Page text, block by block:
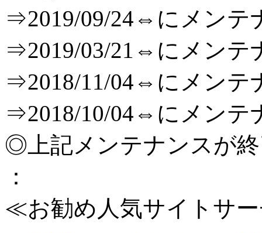
⇒2019/09/24⇔にメンテ
⇒2019/03/21⇔にメンテ
⇒2018/11/04⇔にメンテ
⇒2018/10/04⇔にメンテ
◎上記メンテナンスが
：
≪お勧め人気サイトサ